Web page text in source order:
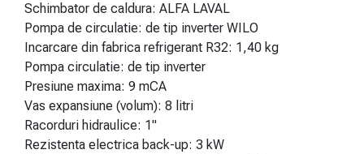
Schimbator de caldura: ALFA LAVAL
Pompa de circulatie: de tip inverter WILO
Incarcare din fabrica refrigerant R32: 1,40 kg
Pompa circulatie: de tip inverter
Presiune maxima: 9 mCA
Vas expansiune (volum): 8 litri
Racorduri hidraulice: 1"
Rezistenta electrica back-up: 3 kW